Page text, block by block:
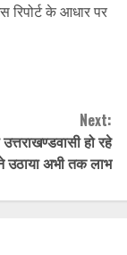
रिपोर्ट के आधार पर
Next:
हो रहे
उठाया अभी तक लाभ